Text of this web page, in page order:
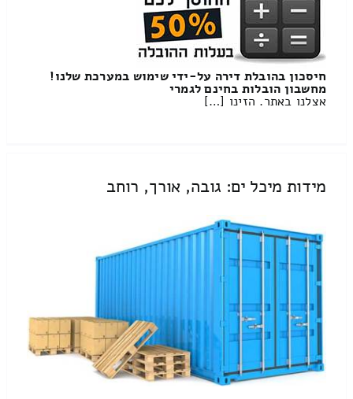
חיסכון בהובלת דירה על-ידי שימוש במערכת שלנו!
מחשבון הובלות בחינם לגמרי
אצלנו באתר. הזינו […]
מידות מיכל ים: גובה, אורך, רוחב